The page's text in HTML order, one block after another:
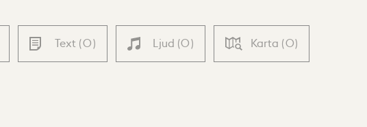
Text (0) Ljud (0) Karta (0)